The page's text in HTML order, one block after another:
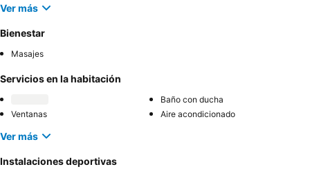
Ver más
Bienestar
Masajes
Servicios en la habitación
Baño con ducha
Ventanas
Aire acondicionado
Ver más
Instalaciones deportivas